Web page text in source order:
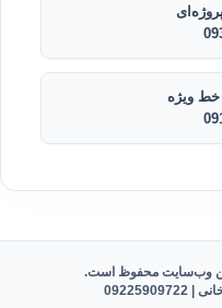
ویژه
|
09225909722